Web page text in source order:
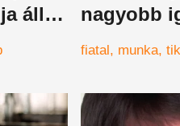
áll
nagyobb
nagy
fiatal munka